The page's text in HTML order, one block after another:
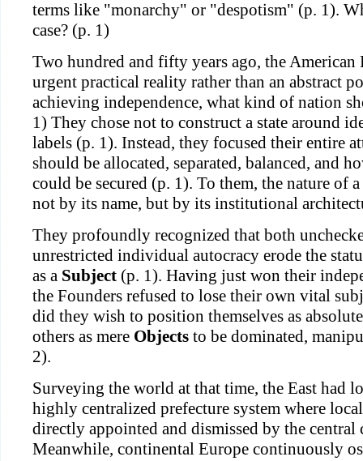
terms like "monarchy" or "despotism" (p. 1).
case? (p. 1)
Two hundred and fifty years ago, the American
urgent practical reality rather than an abstract
achieving independence, what kind of nation
1) They chose not to construct a state around
labels (p. 1). Instead, they focused their entire
should be allocated, separated, balanced, and
could be secured (p. 1). To them, the nature of
not by its name, but by its institutional
They profoundly recognized that both
unrestricted individual autocracy erode the
as a Subject (p. 1). Having just won their
the Founders refused to lose their own vital
did they wish to position themselves as
others as mere Objects to be dominated,
2).
Surveying the world at that time, the East had
highly centralized prefecture system where
directly appointed and dismissed by the central
Meanwhile, continental Europe continuously